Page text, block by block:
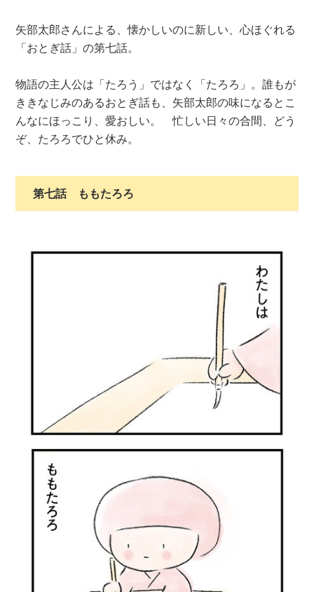
矢部太郎さんによる、懐かしいのに新しい、心ほぐれる
「おとぎ話」の第七話。
物語の主人公は「たろう」ではなく「たろろ」。誰もが
ききなじみのあるおとぎ話も、矢部太郎の味になるとこ
んなにほっこり、愛おしい。 忙しい日々の合間、どう
ぞ、たろろでひと休み。
第七話 ももたろろ